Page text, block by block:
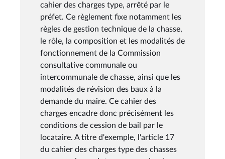
cahier des charges type, arrêté par le
préfet. Ce règlement fixe notamment les
règles de gestion technique de la chasse,
le rôle, la composition et les modalités de
fonctionnement de la Commission
consultative communale ou
intercommunale de chasse, ainsi que les
modalités de révision des baux à la
demande du maire. Ce cahier des
charges encadre donc précisément les
conditions de cession de bail par le
locataire. A titre d'exemple, l'article 17
du cahier des charges type des chasses